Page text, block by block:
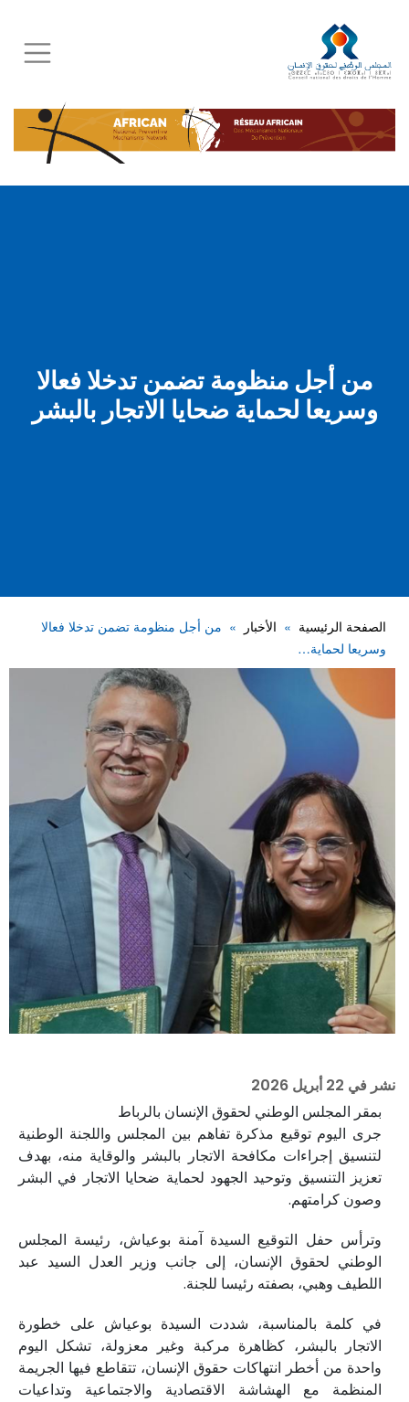
Skip
to
main
content
من أجل منظومة تضمن تدخلا فعالا
وسريعا لحماية ضحايا الاتجار بالبشر
الصفحة الرئيسية الأخبار
من أجل منظومة تضمن تدخلا فعالا
وسريعا لحماية…
نشر في 22 أبريل 2026
بمقر المجلس الوطني لحقوق الإنسان بالرباط
جرى اليوم توقيع مذكرة تفاهم بين المجلس واللجنة الوطنية
لتنسيق إجراءات مكافحة الاتجار بالبشر والوقاية منه، بهدف
تعزيز التنسيق وتوحيد الجهود لحماية ضحايا الاتجار في البشر
وصون كرامتهم.
وترأس حفل التوقيع السيدة آمنة بوعياش، رئيسة المجلس
الوطني لحقوق الإنسان، إلى جانب وزير العدل السيد عبد
اللطيف وهبي، بصفته رئيسا للجنة.
في كلمة بالمناسبة، شددت السيدة بوعياش على خطورة
الاتجار بالبشر، كظاهرة مركبة وغير معزولة، تشكل اليوم
واحدة من أخطر انتهاكات حقوق الإنسان، تتقاطع فيها الجريمة
المنظمة مع الهشاشة الاقتصادية والاجتماعية وتداعيات